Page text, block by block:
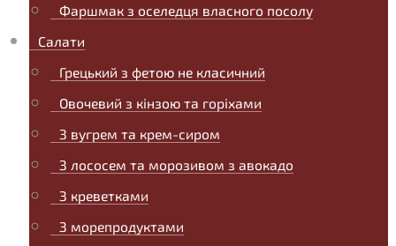
Фаршмак з оселедця власного посолу
Салати
Грецький з фетою не класичний
Овочевий з кінзою та горіхами
З вугрем та крем-сиром
З лососем та морозивом з авокадо
З креветками
З морепродуктами